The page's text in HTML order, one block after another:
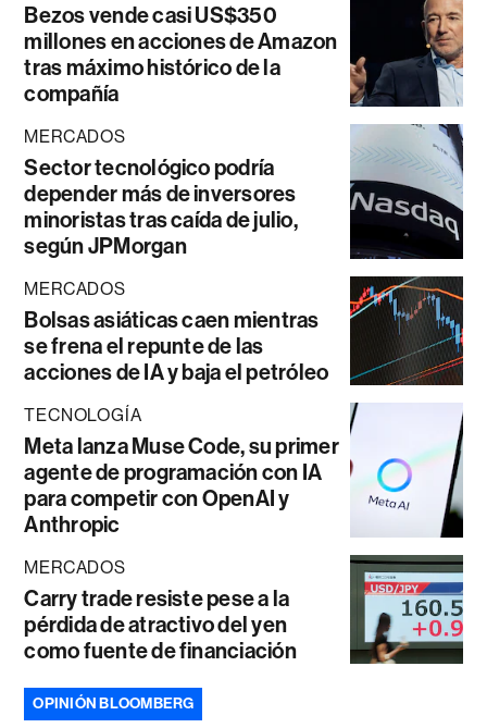
Bezos vende casi US$350
millones en acciones de Amazon
tras máximo histórico de la
compañía
MERCADOS
Sector tecnológico podría
depender más de inversores
minoristas tras caída de julio,
según JPMorgan
MERCADOS
Bolsas asiáticas caen mientras
se frena el repunte de las
acciones de IA y baja el petróleo
TECNOLOGÍA
Meta lanza Muse Code, su primer
agente de programación con IA
para competir con OpenAI y
Anthropic
MERCADOS
Carry trade resiste pese a la
pérdida de atractivo del yen
como fuente de financiación
OPINIÓN BLOOMBERG